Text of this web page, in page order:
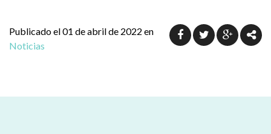
Publicado el 01 de abril de 2022 en
Noticias